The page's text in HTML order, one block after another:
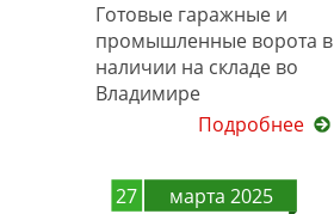
Готовые гаражные и
промышленные ворота в
наличии на складе во
Владимире
Подробнее
27 марта 2025